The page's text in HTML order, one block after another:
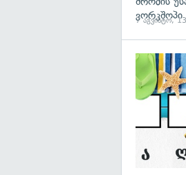
ვორკშოპი
7 აგვისტო,